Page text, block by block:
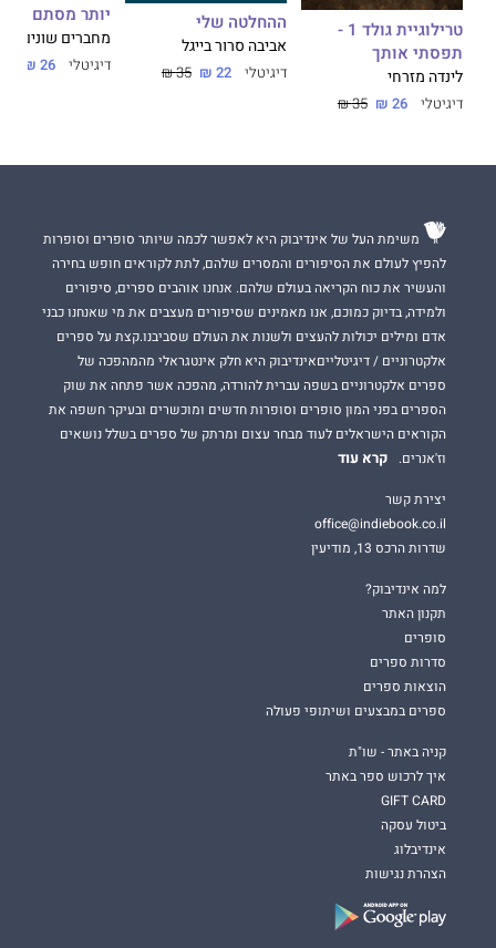
טרילוגיית גולד 1 -
תפסתי אותך
לינדה מזרחי
דיגיטלי 26 ₪
35 ₪
ההחלטה שלי
אביבה סרור בייגל
דיגיטלי 22 ₪
35 ₪
יותר מסתם
מחברים שונים
דיגיטלי 26 ₪
משימת העל של אינדיבוק היא לאפשר לכמה שיותר סופרים וסופרות
להפיץ לעולם את הסיפורים והמסרים שלהם, לתת לקוראים חופש בחירה
והעשיר את כוח הקריאה בעולם שלהם. אנחנו אוהבים ספרים, סיפורים
ולמידה, בדיוק כמוכם, אנו מאמינים שסיפורים מעצבים את מי שאנחנו כבני
אדם ומילים יכולות להעצים ולשנות את העולם שסביבנו.קצת על ספרים
אלקטרוניים / דיגיטלייםאינדיבוק היא חלק אינטגראלי מהמהפכה של
ספרים אלקטרוניים בשפה עברית להורדה, מהפכה אשר פתחה את שוק
הספרים בפני המון סופרים וסופרות חדשים ומוכשרים ובעיקר חשפה את
הקוראים הישראלים לעוד מבחר עצום ומרתק של ספרים בשלל נושאים
וז'אנרים.
קרא עוד
יצירת קשר
office@indiebook.co.il
שדרות הרכס 13, מודיעין
למה אינדיבוק?
תקנון האתר
סופרים
סדרות ספרים
הוצאות ספרים
ספרים במבצעים ושיתופי פעולה
קניה באתר - שו"ת
איך לרכוש ספר באתר
GIFT CARD
ביטול עסקה
אינדיבלוג
הצהרת נגישות